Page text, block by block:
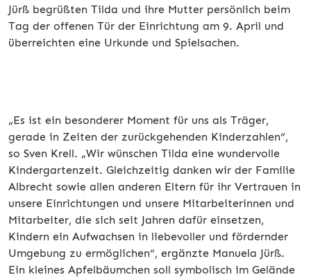
Jürß begrüßten Tilda und ihre Mutter persönlich beim
Tag der offenen Tür der Einrichtung am 9. April und
überreichten eine Urkunde und Spielsachen.
„Es ist ein besonderer Moment für uns als Träger,
gerade in Zeiten der zurückgehenden Kinderzahlen“,
so Sven Krell. „Wir wünschen Tilda eine wundervolle
Kindergartenzeit. Gleichzeitig danken wir der Familie
Albrecht sowie allen anderen Eltern für ihr Vertrauen in
unsere Einrichtungen und unsere Mitarbeiterinnen und
Mitarbeiter, die sich seit Jahren dafür einsetzen,
Kindern ein Aufwachsen in liebevoller und fördernder
Umgebung zu ermöglichen“, ergänzte Manuela Jürß.
Ein kleines Apfelbäumchen soll symbolisch im Gelände